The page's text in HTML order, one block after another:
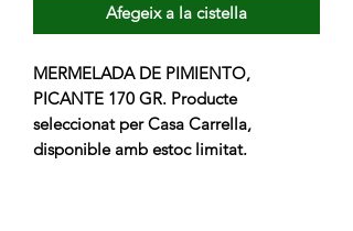
Afegeix a la cistella
MERMELADA DE PIMIENTO,
PICANTE 170 GR. Producte
seleccionat per Casa Carrella,
disponible amb estoc limitat.